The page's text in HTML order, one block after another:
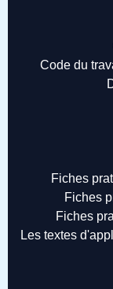
Code du
Fiches
Fiches
Fiches
Les textes